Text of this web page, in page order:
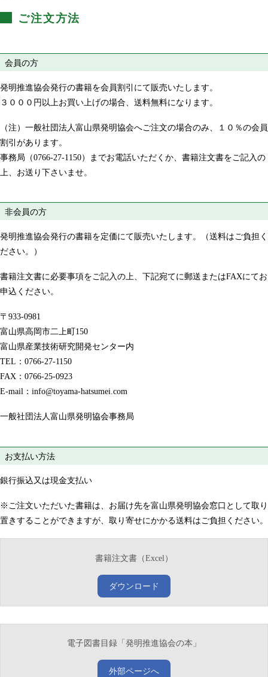
ご注文方法
会員の方
発明推進協会発行の書籍を会員割引にて販売いたします。
３０００円以上お買い上げの場合、送料無料になります。
（注）一般社団法人富山県発明協会へご注文の場合のみ、１０％の会員
割引があります。
事務局（0766-27-1150）までお電話いただくか、書籍注文書をご記入の
上、お送り下さいませ。
非会員の方
発明推進協会発行の書籍を定価にて販売いたします。（送料はご負担く
ださい。）
書籍注文書に必要事項をご記入の上、下記宛てに郵送またはFAXにてお
申込ください。
〒933-0981
富山県高岡市二上町150
富山県産業技術研究開発センター内
TEL：0766-27-1150
FAX：0766-25-0923
E-mail：info@toyama-hatsumei.com
一般社団法人富山県発明協会事務局
お支払い方法
銀行振込又は現金支払い
※ご注文いただいた書籍は、お届け先を富山県発明協会窓口として取り
置きすることができますが、取り寄せにかかる送料はご負担ください。
書籍注文書（Excel）
ダウンロード
電子図書目録「発明推進協会の本」
外部ページへ